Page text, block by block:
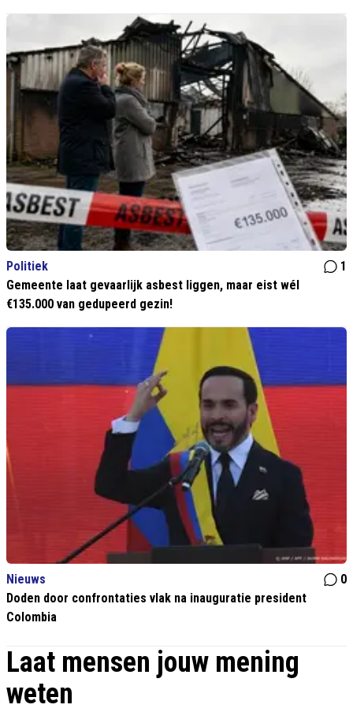
Politiek
1
Gemeente laat gevaarlijk asbest liggen, maar eist wél
€135.000 van gedupeerd gezin!
Nieuws
0
Doden door confrontaties vlak na inauguratie president
Colombia
Laat mensen jouw mening
weten